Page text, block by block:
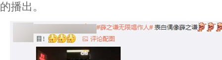
的播出。